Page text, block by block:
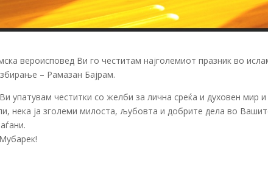
вероисповед Ви го честитам најголемиот празник во
– Рамазан Бајрам.
упатувам честитки со желби за лична среќа и духовен мир и
нека ја зголеми милоста, љубовта и добрите дела во